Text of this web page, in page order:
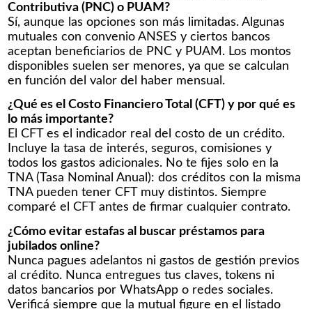
Contributiva (PNC) o PUAM?
Sí, aunque las opciones son más limitadas. Algunas
mutuales con convenio ANSES y ciertos bancos
aceptan beneficiarios de PNC y PUAM. Los montos
disponibles suelen ser menores, ya que se calculan
en función del valor del haber mensual.
¿Qué es el Costo Financiero Total (CFT) y por qué es
lo más importante?
El CFT es el indicador real del costo de un crédito.
Incluye la tasa de interés, seguros, comisiones y
todos los gastos adicionales. No te fijes solo en la
TNA (Tasa Nominal Anual): dos créditos con la misma
TNA pueden tener CFT muy distintos. Siempre
comparé el CFT antes de firmar cualquier contrato.
¿Cómo evitar estafas al buscar préstamos para
jubilados online?
Nunca pagues adelantos ni gastos de gestión previos
al crédito. Nunca entregues tus claves, tokens ni
datos bancarios por WhatsApp o redes sociales.
Verificá siempre que la mutual figure en el listado